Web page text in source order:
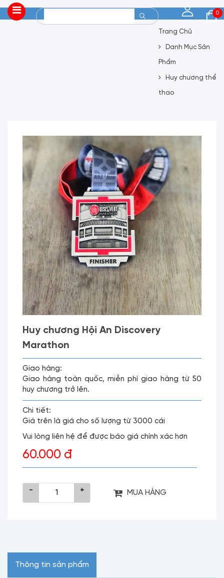
0
Trang Chủ
Danh Mục Sản
Phẩm
Huy chương thể
thao
Huy chương Hội An Discovery
Marathon
Giao hàng:
Giao hàng toàn quốc, miễn phí giao hàng từ 50
huy chương trở lên.
Chi tiết:
Giá trên là giá cho số lượng từ 3000 cái
Vui lòng liên hệ để được báo giá chính xác hơn
60.000 đ
- + MUA HÀNG
Thông tin sản phẩm